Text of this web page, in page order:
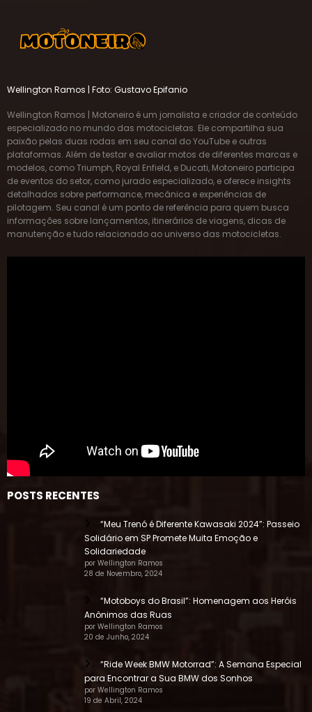
Wellington Ramos | Foto: Gustavo Epifanio
Wellington Ramos | Motoneiro é um jornalista e criador de conteúdo
especializado no mundo das motocicletas. Ele compartilha sua
paixão pelas duas rodas em seu canal do YouTube e outras
plataformas. Além de testar e avaliar motos de diferentes marcas e
modelos, como Triumph, Royal Enfield, e Ducati, Motoneiro participa
de eventos do setor, como jurado especializado, e oferece insights
detalhados sobre performance, mecânica e experiências de
pilotagem. Seu canal é um ponto de referência para quem busca
informações sobre lançamentos, itinerários de viagens, dicas de
manutenção e tudo relacionado ao universo das motocicletas.
POSTS RECENTES
“Meu Trenó é Diferente Kawasaki 2024”: Passeio
Solidário em SP Promete Muita Emoção e
Solidariedade
por Wellington Ramos
28 de Novembro, 2024
“Motoboys do Brasil”: Homenagem aos Heróis
Anônimos das Ruas
por Wellington Ramos
20 de Junho, 2024
“Ride Week BMW Motorrad”: A Semana Especial
para Encontrar a Sua BMW dos Sonhos
por Wellington Ramos
19 de Abril, 2024